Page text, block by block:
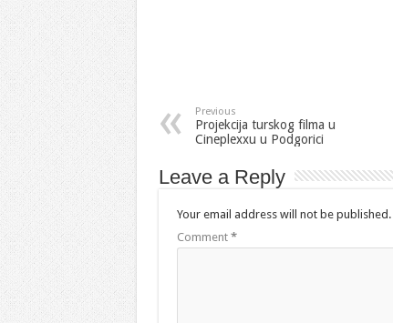
Previous
Projekcija turskog filma u
Cineplexxu u Podgorici
Leave a Reply
Your email address will not be published.
Comment *